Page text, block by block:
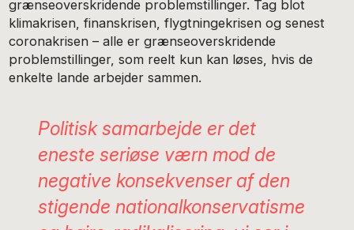
grænseoverskridende problemstillinger. Tag blot
klimakrisen, finanskrisen, flygtningekrisen og senest
coronakrisen – alle er grænseoverskridende
problemstillinger, som reelt kun kan løses, hvis de
enkelte lande arbejder sammen.
Politisk samarbejde er det
eneste seriøse værn mod de
negative konsekvenser af den
stigende nationalkonservatisme